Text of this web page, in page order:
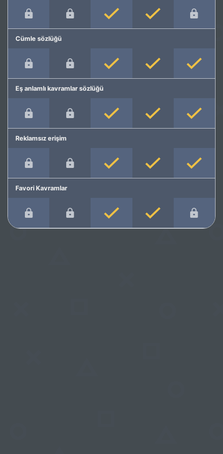
Cümle sözlüğü
Eş anlamlı kavramlar sözlüğü
Reklamsız erişim
Favori Kavramlar